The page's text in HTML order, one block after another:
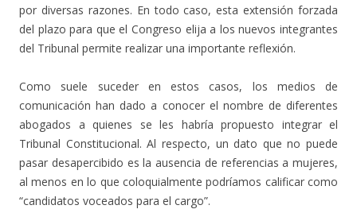
por diversas razones. En todo caso, esta extensión forzada
del plazo para que el Congreso elija a los nuevos integrantes
del Tribunal permite realizar una importante reflexión.
Como suele suceder en estos casos, los medios de
comunicación han dado a conocer el nombre de diferentes
abogados a quienes se les habría propuesto integrar el
Tribunal Constitucional. Al respecto, un dato que no puede
pasar desapercibido es la ausencia de referencias a mujeres,
al menos en lo que coloquialmente podríamos calificar como
“candidatos voceados para el cargo”.